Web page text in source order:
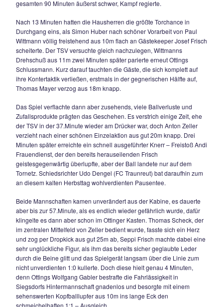
die Hausherren durch den einzig wirklich sehenswerten
dahin. Rupert Knerr spielte im Mittelfeld einen
Lauf von Simon Huber, der im 16er sofort abzog und der
Paul Wittmann am langen Pfosten den Ball noch so eben
Linie grätschte (45.).
In der 55.Minute folgte dann der bereits erwähnte
Weildorfs Josef Leitenbacher, der von Schiedsrichter Peter
nicht im Zaum halten konnte, schließlich mit Gelb-Rot vom
musste und seiner Mannschaft damit einen Bärendienst
in der Folgezeit gab es nur noch Einbahnstraßenfussball in
Weildorfer Tor. In der 63.Minute zog Wittmann auf rechts auf
davon, passte überlegt in die Mitte zu Rupert Knerr, der aus
zum 2:0 einnetzte.
Frauendienst-Flanke mit einem 10m-Flachschuss. In der
dann der dritte Streich des TSV, erneut wurde es über die
Außenbahn durch Simon Huber gefährlich, der sich bis in
Strafraum tankte. In der Mitte stand wiederum der am
überragende Knerr goldrichtig und hämmerte das Leder
die Latte. Siegsdorf drückte gegen nun resignierende
nach vorne und wurde in der 80.Minute mit dem 4:0
Zeller flankte diesmal über die linke Seite schön zu Maxi
aus leicht abseitsverdächtiger Position den herauseilenden